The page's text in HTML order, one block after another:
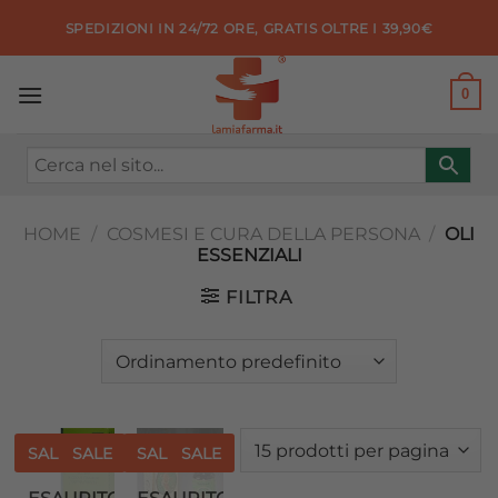
SPEDIZIONI IN 24/72 ORE, GRATIS OLTRE I 39,90€
0
HOME / COSMESI E CURA DELLA PERSONA / OLI
ESSENZIALI
FILTRA
SALE SALE SALE SALE